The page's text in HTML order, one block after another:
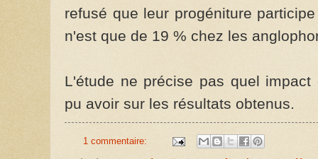
refusé que leur progéniture
n'est que de 19 % chez les
L'étude ne précise pas quel
pu avoir sur les résultats obtenus.
1 commentaire: